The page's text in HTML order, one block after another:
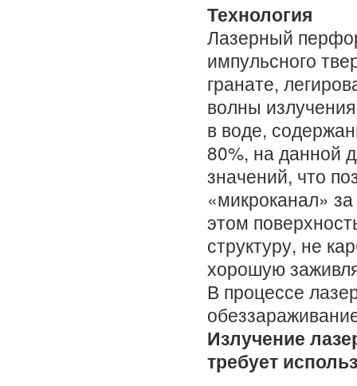
Технология
Лазерный
импульсного
гранате,
волны
в воде,
80%, на данной
значений, что
«микроканал»
этом
структуру, не
хорошую
В процессе
Излучение
требует